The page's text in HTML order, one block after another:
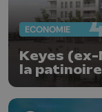
ECONOMIE
Keyes (ex-
la